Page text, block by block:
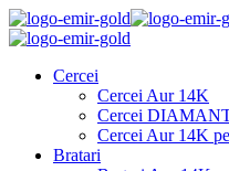
Cercei
Cercei Aur 14K
Cercei
Cercei Aur 14K
Bratari